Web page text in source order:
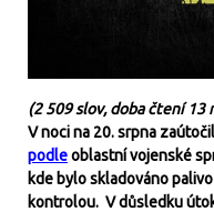
(2 509 slov, doba čtení 13
V noci na 20. srpna
podleoblastní vojenské
kde bylo skladováno
kontrolou. V důsledku